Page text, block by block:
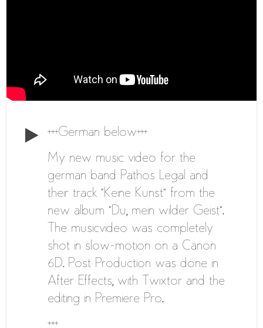
+++German below+++
My new music video for the
german band Pathos Legal and
their track “Keine Kunst” from the
new album “Du, mein wilder Geist”.
The musicvideo was completely
shot in slow-motion on a Canon
6D. Post Production was done in
After Effects, with Twixtor and the
editing in Premiere Pro.
+++